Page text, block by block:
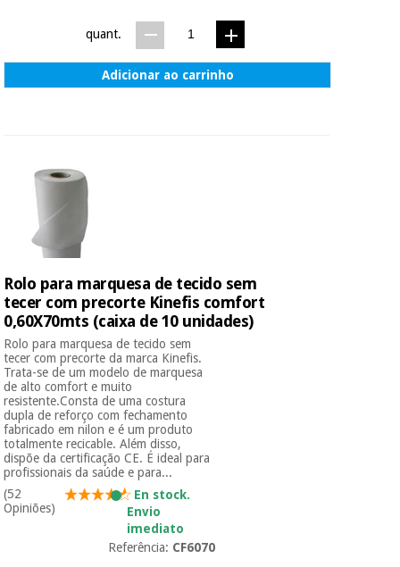
quant.
Adicionar ao carrinho
Rolo para marquesa de tecido sem
tecer com precorte Kinefis comfort
0,60X70mts (caixa de 10 unidades)
Rolo para marquesa de tecido sem
tecer com precorte da marca Kinefis.
Trata-se de um modelo de marquesa
de alto comfort e muito
resistente.Consta de uma costura
dupla de reforço com fechamento
fabricado em nilon e é um produto
totalmente recicable. Além disso,
dispõe da certificação CE. É ideal para
profissionais da saúde e para...
(52
Opiniões)
En stock.
Envio
imediato
Referência: CF6070